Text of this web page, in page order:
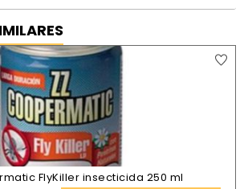
FlyKiller insecticida 250 ml